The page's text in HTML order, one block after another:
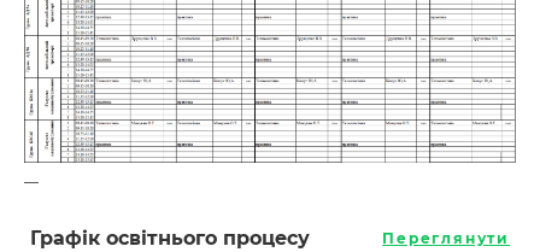
—
Графік освітнього процесу Переглянути